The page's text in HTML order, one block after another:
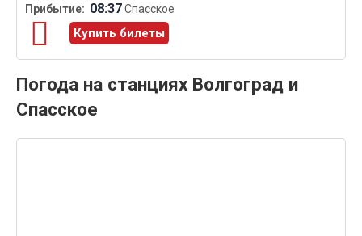
08:37Спасское
Купить билеты
Погода на станциях Волгоград и
Спасское